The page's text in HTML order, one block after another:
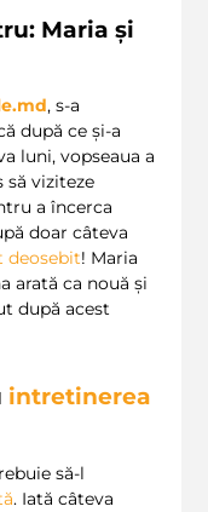
Maria și
, s-a
după ce și-a
luni, vopseaua a
să viziteze
a încerca
doar câteva
deosebit! Maria
arată ca nouă și
după acest
intretinerea
să-l
. Iată câteva